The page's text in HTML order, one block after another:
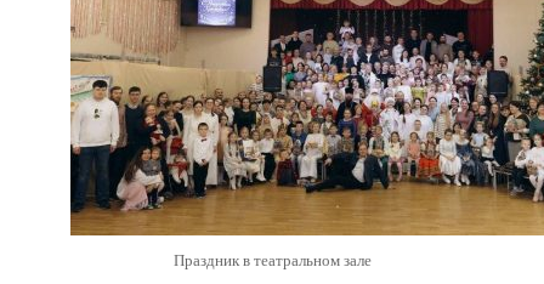
Праздник в театральном зале